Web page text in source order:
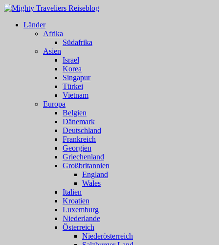
Länder
Afrika
Südafrika
Asien
Israel
Korea
Singapur
Türkei
Vietnam
Europa
Belgien
Dänemark
Deutschland
Frankreich
Georgien
Griechenland
Großbritannien
England
Wales
Italien
Kroatien
Luxemburg
Niederlande
Österreich
Niederösterreich